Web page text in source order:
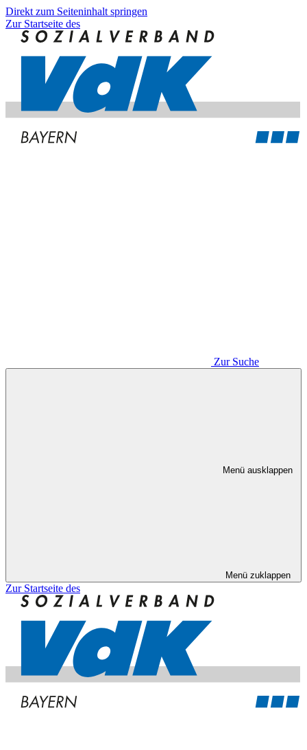
Direkt zum Seiteninhalt springen
Zur Startseite des
Zur Suche
Menü ausklappen
Menü zuklappen
Zur Startseite des